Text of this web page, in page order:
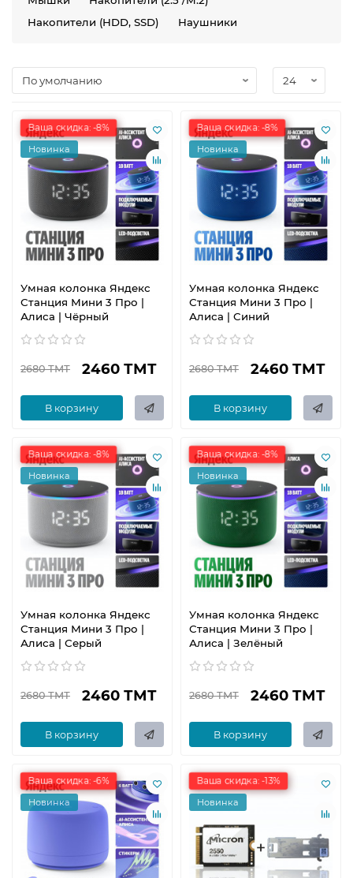
Накопители (HDD, SSD)
Наушники
Ваша скидка: -8%
Новинка
Умная колонка Яндекс
Станция Мини 3 Про |
Алиса | Чёрный
2680 ТМТ 2460 ТМТ
В корзину
Ваша скидка: -8%
Новинка
Умная колонка Яндекс
Станция Мини 3 Про |
Алиса | Синий
2680 ТМТ 2460 ТМТ
В корзину
Ваша скидка: -8%
Новинка
Умная колонка Яндекс
Станция Мини 3 Про |
Алиса | Серый
2680 ТМТ 2460 ТМТ
В корзину
Ваша скидка: -8%
Новинка
Умная колонка Яндекс
Станция Мини 3 Про |
Алиса | Зелёный
2680 ТМТ 2460 ТМТ
В корзину
Ваша скидка: -6%
Новинка
Ваша скидка: -13%
Новинка